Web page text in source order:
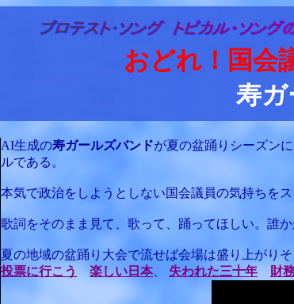
おどれ！国会
寿ガ
AI生成の寿ガールズバンドが夏の盆踊りシーズン
ルである。
本気で政治をしようとしない国会議員の気持ちを
歌詞をそのまま見て、歌って、踊ってほしい。誰
夏の地域の盆踊り大会で流せば会場は盛り上がり
投票に行こう
楽しい日本、 失われた三十年 財